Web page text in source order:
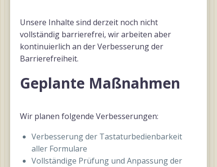
Unsere Inhalte sind derzeit noch nicht
vollständig barrierefrei, wir arbeiten aber
kontinuierlich an der Verbesserung der
Barrierefreiheit.
Geplante Maßnahmen
Wir planen folgende Verbesserungen:
Verbesserung der Tastaturbedienbarkeit
aller Formulare
Vollständige Prüfung und Anpassung der